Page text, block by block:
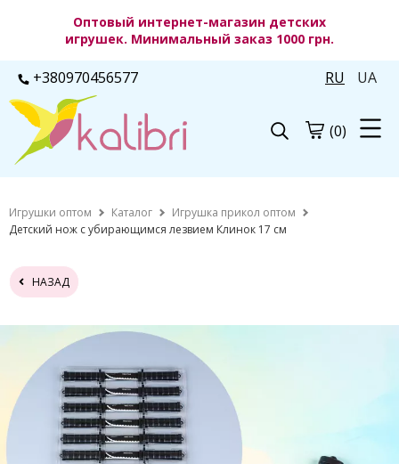
Оптовый интернет-магазин детских
игрушек. Минимальный заказ 1000 грн.
+380970456577 RU UA
(0)
Игрушки оптом Каталог
Игрушка прикол оптом
Детский нож с убирающимся лезвием Клинок 17 см
НАЗАД